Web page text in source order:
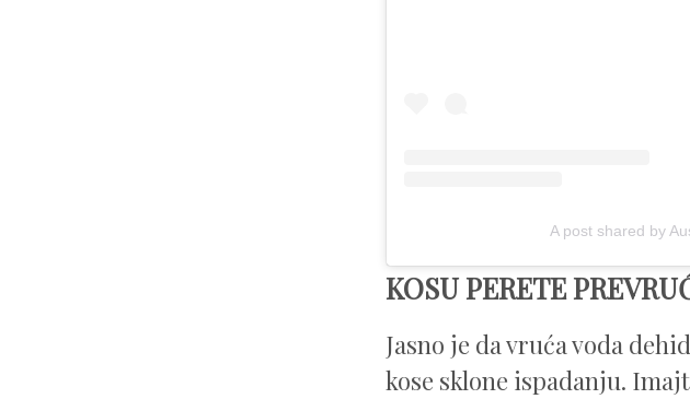
A post shared by
KOSU PERETE
Jasno je da vruća voda
kose sklone ispadanju.